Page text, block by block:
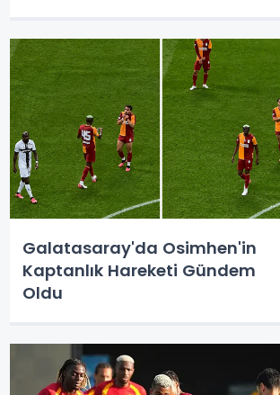
Galatasaray'da Osimhen'in
Kaptanlık Hareketi Gündem
Oldu